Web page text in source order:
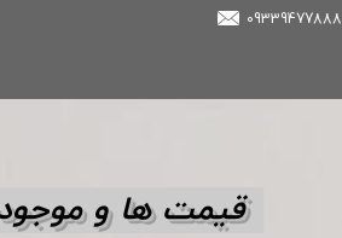
قیمت ها و مو